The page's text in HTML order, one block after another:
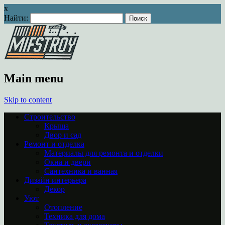
x
Найти:
Main menu
Skip to content
Строительство
Крыша
Двор и сад
Ремонт и отделка
Материалы для ремонта и отделки
Окна и двери
Сантехника и ванная
Дизайн интерьера
Декор
Уют
Отопление
Техника для дома